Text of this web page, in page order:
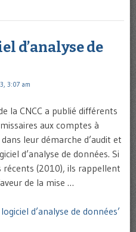
d’analyse de
3:07 am
la CNCC a publié différents
aux comptes à
leur démarche d’audit et
d’analyse de données. Si
(2010), ils rappellent
de la mise …
d’analyse de données’